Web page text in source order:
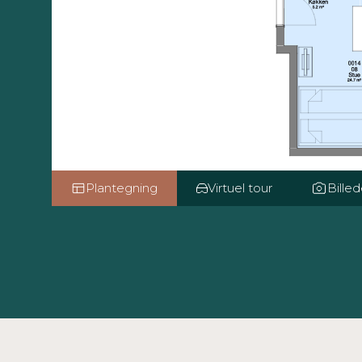
Plantegning Virtuel tour